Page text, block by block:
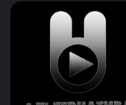
Зайцев